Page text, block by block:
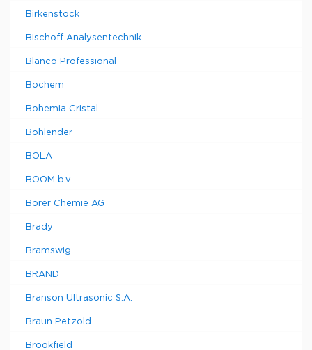
Birkenstock
Bischoff Analysentechnik
Blanco Professional
Bochem
Bohemia Cristal
Bohlender
BOLA
BOOM b.v.
Borer Chemie AG
Brady
Bramswig
BRAND
Branson Ultrasonic S.A.
Braun Petzold
Brookfield